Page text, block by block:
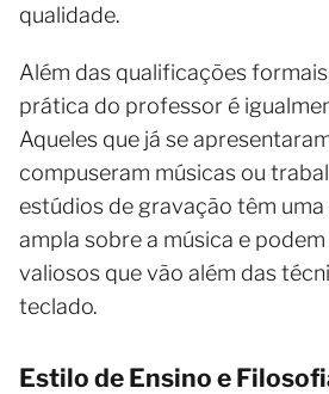
qualidade.
Além das qualificações
prática do professor é
Aqueles que já se
compuseram músicas ou
estúdios de gravação têm
ampla sobre a música e
valiosos que vão além das
teclado.
Estilo de Ensino e